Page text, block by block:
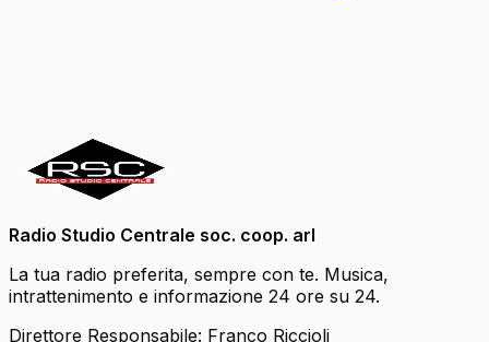
Radio Studio Centrale soc. coop. arl
La tua radio preferita, sempre con te. Musica,
intrattenimento e informazione 24 ore su 24.
Direttore Responsabile: Franco Riccioli